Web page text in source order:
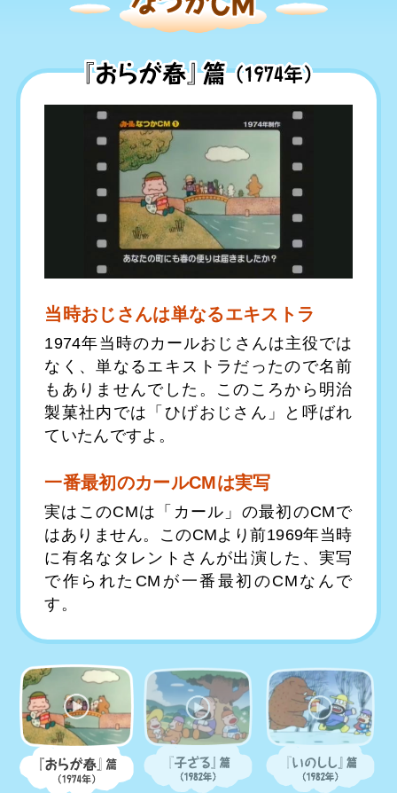
当時おじさんは単なるエキストラ
1974年当時のカールおじさんは主役では
なく、単なるエキストラだったので名前
もありませんでした。このころから明治
製菓社内では「ひげおじさん」と呼ばれ
ていたんですよ。
一番最初のカールCMは実写
実はこのCMは「カール」の最初のCMで
はありません。このCMより前1969年当時
に有名なタレントさんが出演した、実写
で作られたCMが一番最初のCMなんで
す。